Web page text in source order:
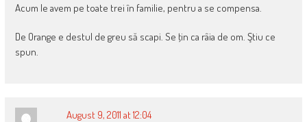
Acum le avem pe toate trei în familie, pentru a se compensa.
De Orange e destul de greu să scapi. Se ţin ca râia de om. Ştiu ce
spun.
August 9, 2011 at 12:04